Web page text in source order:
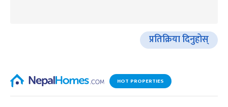
प्रतिक्रिया दिनुहोस्
HOT PROPERTIES